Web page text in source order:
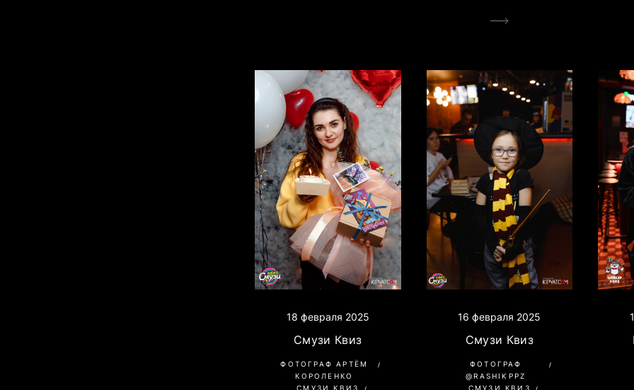
18 февраля 2025
Смузи Квиз
ФОТОГРАФ АРТЁМ
КОРОЛЕНКО
СМУЗИ КВИЗ
16 февраля 2025
Смузи Квиз
ФОТОГРАФ
@RASHIKPPZ
СМУЗИ КВИЗ